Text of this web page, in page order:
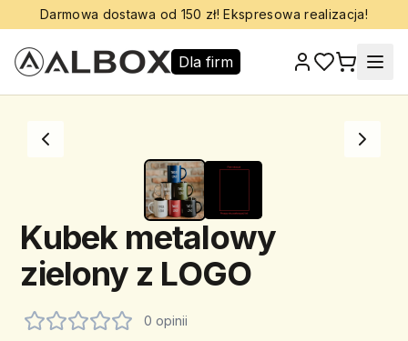
Darmowa dostawa od 150 zł! Ekspresowa realizacja!
Dla firm
Kubek metalowy
zielony z LOGO
0 opinii